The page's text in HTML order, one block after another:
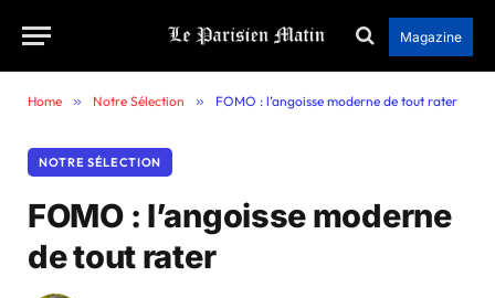
Magazine
Home » Notre Sélection » FOMO : l’angoisse moderne de tout rater
NOTRE SÉLECTION
FOMO : l’angoisse moderne
de tout rater